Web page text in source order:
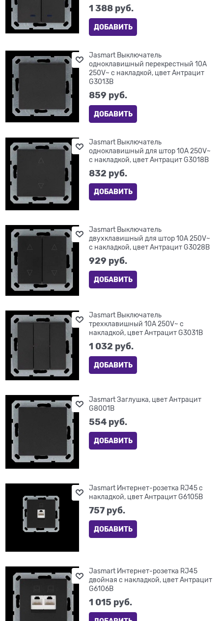
1 388 руб.
ДОБАВИТЬ
Jasmart Выключатель
одноклавишный перекрестный 10A
250V~ с накладкой, цвет Антрацит
G3013B
859 руб.
ДОБАВИТЬ
Jasmart Выключатель
одноклавишный для штор 10A 250V~
с накладкой, цвет Антрацит G3018B
832 руб.
ДОБАВИТЬ
Jasmart Выключатель
двухклавишный для штор 10A 250V~
с накладкой, цвет Антрацит G3028B
929 руб.
ДОБАВИТЬ
Jasmart Выключатель
трехклавишный 10A 250V~ с
накладкой, цвет Антрацит G3031B
1 032 руб.
ДОБАВИТЬ
Jasmart Заглушка, цвет Антрацит
G8001B
554 руб.
ДОБАВИТЬ
Jasmart Интернет-розетка RJ45 с
накладкой, цвет Антрацит G6105B
757 руб.
ДОБАВИТЬ
Jasmart Интернет-розетка RJ45
двойная с накладкой, цвет Антрацит
G6106B
1 015 руб.